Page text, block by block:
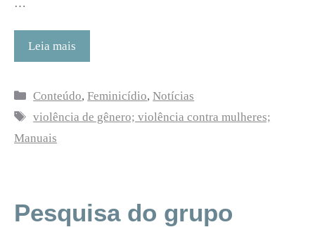
…
Leia mais
Categorias
Conteúdo,Feminicídio,Notícias
Tags
violência de gênero; violência contra mulheres;
Manuais
Pesquisa do grupo